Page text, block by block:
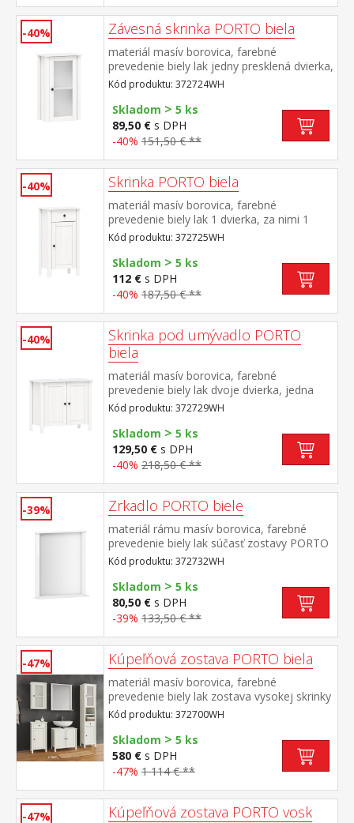
-40% Závesná skrinka PORTO biela
materiál masív borovica, farebné
prevedenie biely lak jedny presklená dvierka,
za nimi jedna polica maximálne nosnosti
uvedené v návode na montáž súčasť
zostavy PORTO biela
Kód produktu: 372724WH
Skladom > 5 ks
89,50 € s DPH
-40% 151,50 € **
-40% Skrinka PORTO biela
materiál masív borovica, farebné
prevedenie biely lak 1 dvierka, za nimi 1
polica, 1 zásuvka s kovovými pojazdmi
maximálne nosnosti uvedené v návode na
montáž súčasť zostavy PORTO biela
Kód produktu: 372725WH
Skladom > 5 ks
112 € s DPH
-40% 187,50 € **
-40%
Skrinka pod umývadlo PORTO
biela
materiál masív borovica, farebné
prevedenie biely lak dvoje dvierka, jedna
polica maximálne nosnosti uvedené v
návode na montáž súčasť zostavy PORTO
biela
Kód produktu: 372729WH
Skladom > 5 ks
129,50 € s DPH
-40% 218,50 € **
-39% Zrkadlo PORTO biele
materiál rámu masív borovica, farebné
prevedenie biely lak súčasť zostavy PORTO
biela
Kód produktu: 372732WH
Skladom > 5 ks
80,50 € s DPH
-39% 133,50 € **
-47% Kúpeľňová zostava PORTO biela
materiál masív borovica, farebné
prevedenie biely lak zostava vysokej skrinky
372714WH, závesnej skrinky 372724WH,
skrinky 372725WH, skrinky pod umývadlo
372729WH a zrkadla 372732WH rozmer
vysokej skrinky (š/h/v) 42 × 30 × 190 cm
rozmer závesnej skrinky (š/h/v) 42 × 25 × 70
rozmer skrinky pod umývadlo (š/h/v) 60 ×
35 × 67 cm rozmer zrkadla (š/h/v) 67 × 12 ×
Kód produktu: 372700WH
Skladom > 5 ks
580 € s DPH
-47% 1 114 € **
-47% Kúpeľňová zostava PORTO vosk